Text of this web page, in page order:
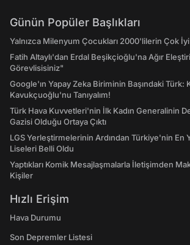
Günün Popüler Başlıkları
Yalnızca Milenyum Çocukları 2000'lilerin Çok
Fatih Altaylı'dan Erdal Beşikçioğlu'na Ağır
Görevlisisiniz"
Google'ın Yapay Zeka Biriminin Başındaki Türk:
Kavukçuoğlu'nu Tanıyalım!
Türk Hava Kuvvetleri'nin İlk Kadın Generalinin
Gazisi Olduğu Ortaya Çıktı
LGS Yerleştirmelerinin Ardından Türkiye'nin En
Liseleri Belli Oldu
Yaptıkları Komik Mesajlaşmalarla İletişimden
Kişiler
Hızlı Erişim
Hava Durumu
Son Depremler Listesi